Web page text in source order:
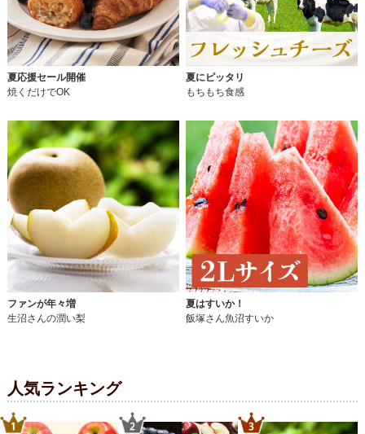
夏応援セール開催
焼くだけでOK
夏にピッタリ
もちもち食感
ファンが年々増
生沼さんの潤い梨
夏はすいか！
飯塚さん魚沼すいか
人気ランキング